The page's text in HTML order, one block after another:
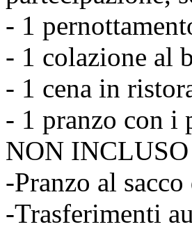
- 1
- 1 colazione al
- 1 cena in
- 1 pranzo con i
NON
-Pranzo al sacco
-Trasferimenti